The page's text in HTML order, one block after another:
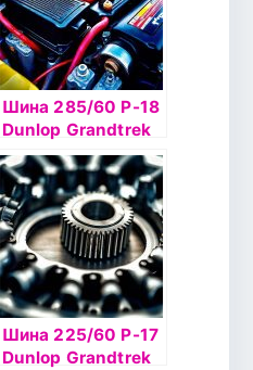
Шина 285/60 Р-18
Dunlop Grandtrek
Ice02 116T шип
Шина 225/60 Р-17
Dunlop Grandtrek